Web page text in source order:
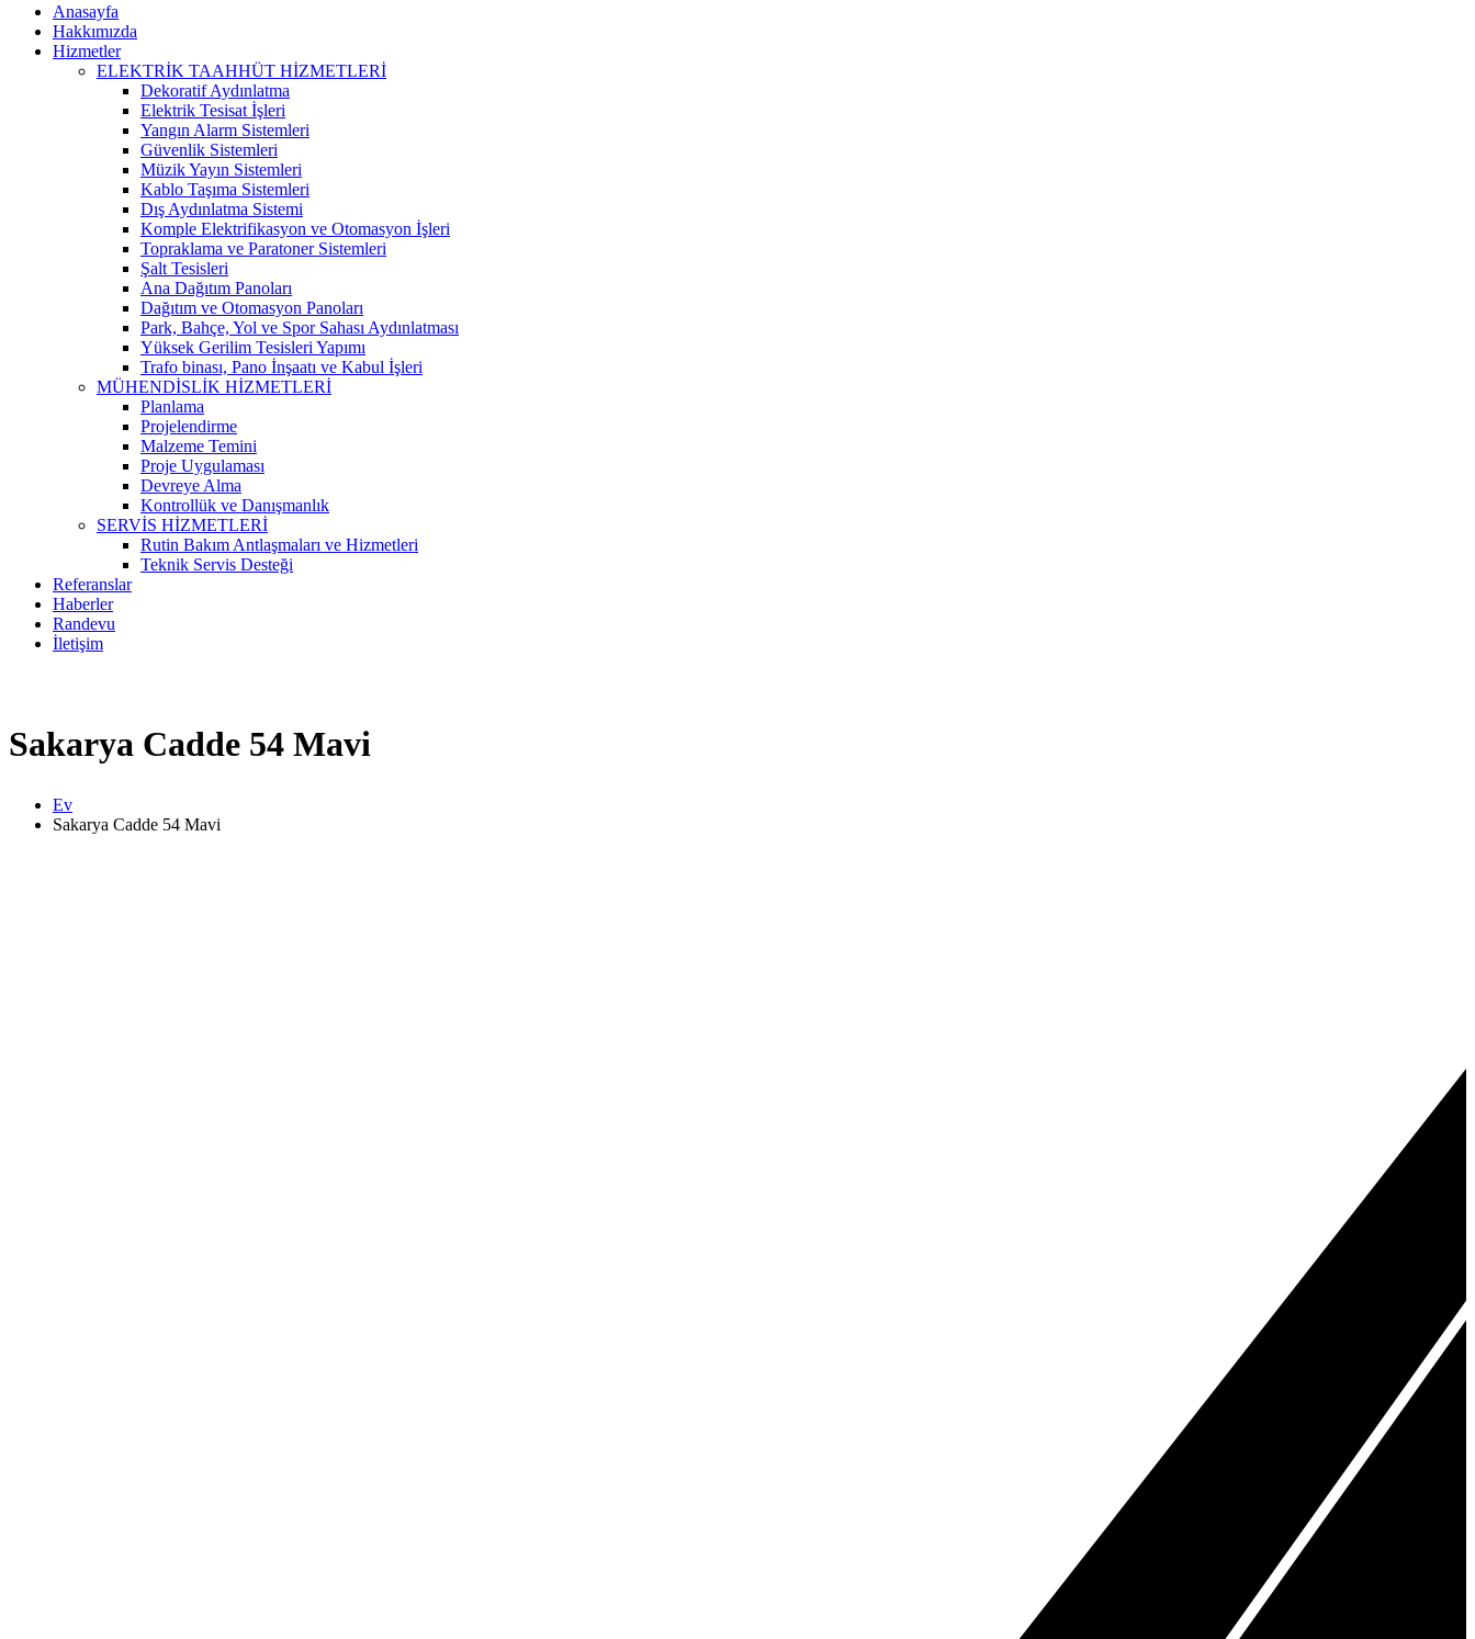
Anasayfa
Hakkımızda
Hizmetler
ELEKTRİK TAAHHÜT HİZMETLERİ
Dekoratif Aydınlatma
Elektrik Tesisat İşleri
Yangın Alarm Sistemleri
Güvenlik Sistemleri
Müzik Yayın Sistemleri
Kablo Taşıma Sistemleri
Dış Aydınlatma Sistemi
Komple Elektrifikasyon ve Otomasyon İşleri
Topraklama ve Paratoner Sistemleri
Şalt Tesisleri
Ana Dağıtım Panoları
Dağıtım ve Otomasyon Panoları
Park, Bahçe, Yol ve Spor Sahası Aydınlatması
Yüksek Gerilim Tesisleri Yapımı
Trafo binası, Pano İnşaatı ve Kabul İşleri
MÜHENDİSLİK HİZMETLERİ
Planlama
Projelendirme
Malzeme Temini
Proje Uygulaması
Devreye Alma
Kontrollük ve Danışmanlık
SERVİS HİZMETLERİ
Rutin Bakım Antlaşmaları ve Hizmetleri
Teknik Servis Desteği
Referanslar
Haberler
Randevu
İletişim
Sakarya Cadde 54 Mavi
Ev
Sakarya Cadde 54 Mavi